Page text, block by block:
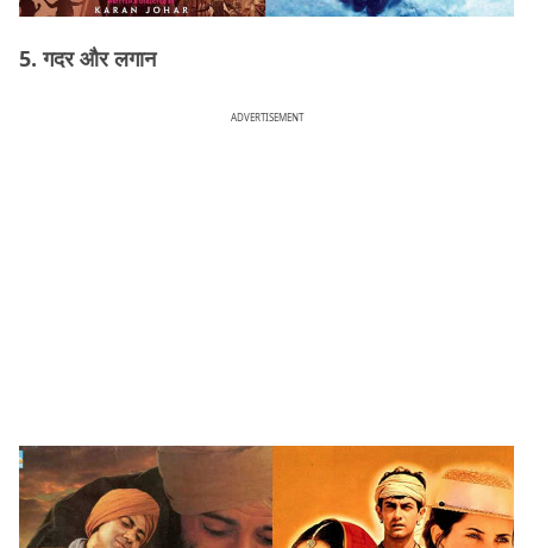
5. गदर और लगान
ADVERTISEMENT